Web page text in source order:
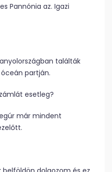
Pannónia az. Igazi
találták
partján.
esetleg?
már mindent